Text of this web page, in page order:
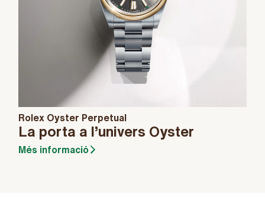
Rolex Oyster Perpetual
La porta a l’univers Oyster
Més informació